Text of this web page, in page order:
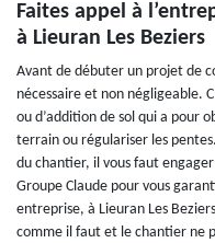
Faites appel à
à Lieuran Les Beziers
Avant de débuter un projet de
nécessaire et non négligeable.
ou d’addition de sol qui a pour
terrain ou régulariser les
du chantier, il vous faut
Groupe Claude pour vous
entreprise, à Lieuran Les
comme il faut et le chantier ne